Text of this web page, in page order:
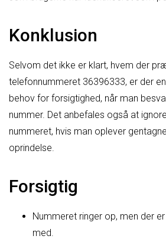
Konklusion
Selvom det ikke er klart, hvem der
telefonnummeret 36396333, er der
behov for forsigtighed, når man
nummer. Det anbefales også at
nummeret, hvis man oplever
oprindelse.
Forsigtig
Nummeret ringer op, men der
med.